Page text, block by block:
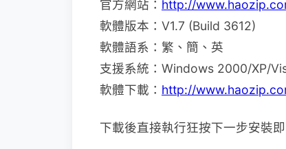
官方網站： http://
軟體版本：V1.7 (Build 3612)
軟體語系：繁、簡、英
支援系統：Windows 2000/XP/
軟體下載： http://
下載後直接執行狂按下一步安裝即